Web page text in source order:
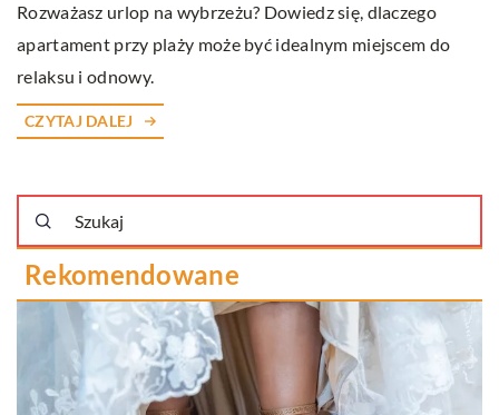
Rozważasz urlop na wybrzeżu? Dowiedz się, dlaczego
apartament przy plaży może być idealnym miejscem do
relaksu i odnowy.
CZYTAJ DALEJ
Rekomendowane